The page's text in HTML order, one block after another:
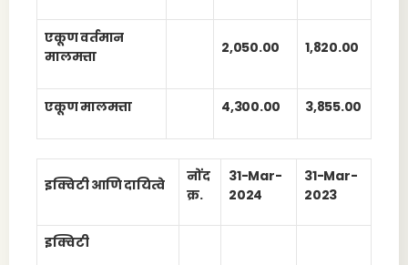
एकूण वर्तमान
मालमत्ता
2,050.00 1,820.00
एकूण मालमत्ता 4,300.00 3,855.00
इक्विटी आणि दायित्वे
नोंद
क्र.
31-Mar-
2024
31-Mar-
2023
इक्विटी